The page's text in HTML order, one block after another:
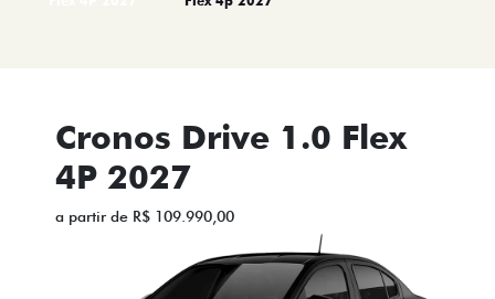
Cronos Drive 1.0 Flex
4P 2027
a partir de R$ 109.990,00